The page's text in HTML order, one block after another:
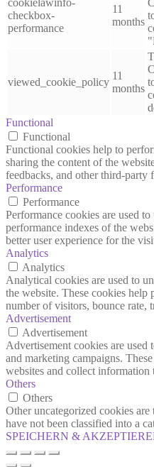
cookielawinfo-
checkbox-
performance
11
months
viewed_cookie_policy
11
months
Functional
Functional
Functional cookies help to
sharing the content of the
feedbacks, and other third-party
Performance
Performance
Performance cookies are used
performance indexes of the
better user experience for the
Analytics
Analytics
Analytical cookies are used to
the website. These cookies
number of visitors, bounce rate,
Advertisement
Advertisement
Advertisement cookies are
and marketing campaigns.
websites and collect information
Others
Others
Other uncategorized cookies are
have not been classified into a
SPEICHERN &